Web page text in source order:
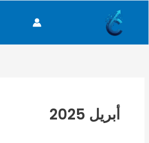
أبريل 2025